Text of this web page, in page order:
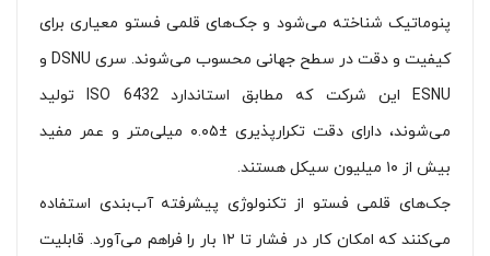
پنوماتیک شناخته می‌شود و جک‌های قلمی فستو معیاری برای
کیفیت و دقت در سطح جهانی محسوب می‌شوند. سری DSNU و
ESNU این شرکت که مطابق استاندارد ISO 6432 تولید
می‌شوند، دارای دقت تکرارپذیری ±۰.۰۵ میلی‌متر و عمر مفید
بیش از ۱۰ میلیون سیکل هستند.
جک‌های قلمی فستو از تکنولوژی پیشرفته آب‌بندی استفاده
می‌کنند که امکان کار در فشار تا ۱۲ بار را فراهم می‌آورد. قابلیت